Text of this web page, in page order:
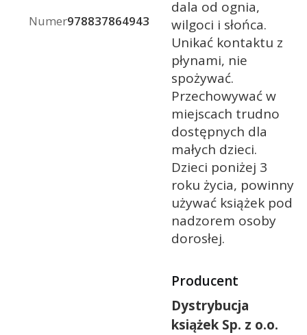
Numer9788378649434
dala od ognia,
wilgoci i słońca.
Unikać kontaktu z
płynami, nie
spożywać.
Przechowywać w
miejscach trudno
dostępnych dla
małych dzieci.
Dzieci poniżej 3
roku życia, powinny
używać książek pod
nadzorem osoby
dorosłej.
Producent
Dystrybucja
książek Sp. z o.o.